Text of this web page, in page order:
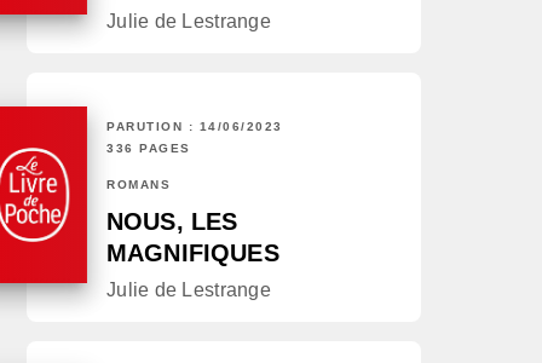
Julie de Lestrange
PARUTION : 14/06/2023
336 PAGES
ROMANS
NOUS, LES
MAGNIFIQUES
Julie de Lestrange